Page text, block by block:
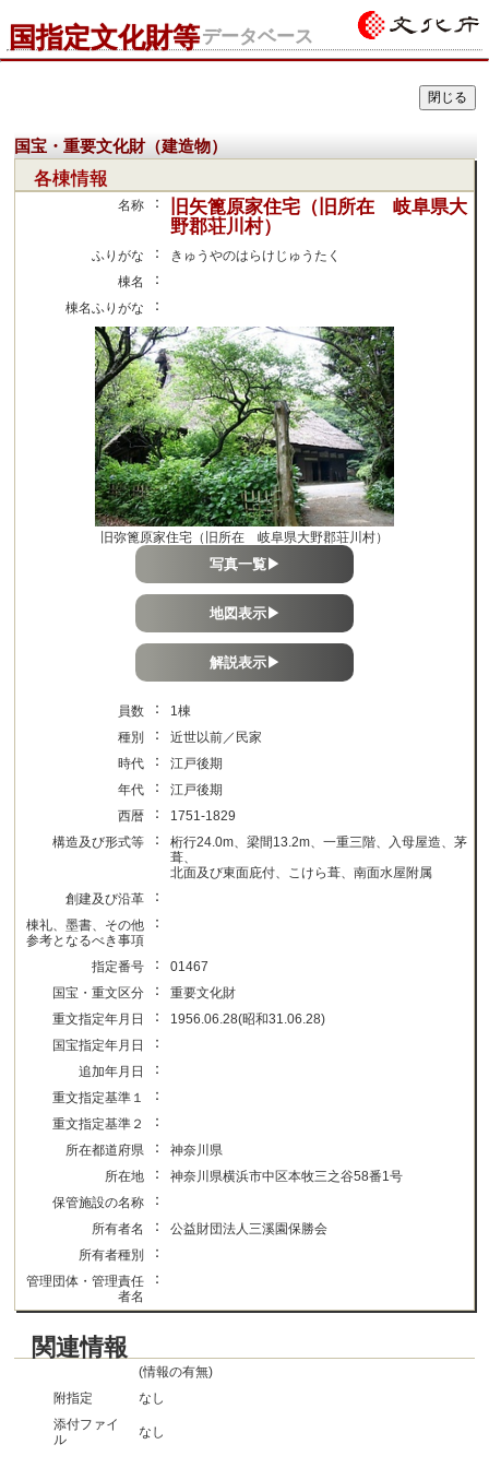
国指定文化財等データベース
国宝・重要文化財（建造物）
各棟情報
名称 ：
旧矢篦原家住宅（旧所在 岐阜県大
野郡荘川村）
ふりがな ：
きゅうやのはらけじゅうたく
棟名
：
棟名ふりがな ：
旧弥篦原家住宅（旧所在 岐阜県大野郡荘川村）
写真一覧▶
地図表示▶
解説表示▶
員数 ：
1棟
種別
：
近世以前／民家
時代
：
江戸後期
年代
：
江戸後期
西暦
：
1751-1829
構造及び形式等
：
桁行24.0m、梁間13.2m、一重三階、入母屋造、茅
葺、
北面及び東面庇付、こけら葺、南面水屋附属
創建及び沿革
：
棟礼、墨書、その他
参考となるべき事項
：
指定番号 ：
01467
国宝・重文区分
：
重要文化財
重文指定年月日
：
1956.06.28(昭和31.06.28)
国宝指定年月日
：
追加年月日 ：
重文指定基準１ ：
重文指定基準２ ：
所在都道府県 ：
神奈川県
所在地
：
神奈川県横浜市中区本牧三之谷58番1号
保管施設の名称
：
所有者名 ：
公益財団法人三溪園保勝会
所有者種別
：
管理団体・管理責任
者名
：
関連情報
(情報の有無)
附指定
なし
添付ファイ
ル
なし